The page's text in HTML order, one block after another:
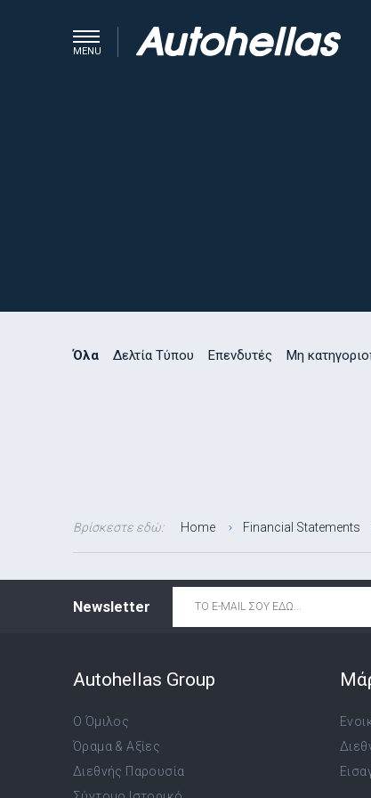
MENU
Όλα Δελτία Τύπου Επενδυτές Μη
Βρίσκεστε εδώ: Home Financial Statements
Newsletter
Autohellas Group
Ο Όμιλος
Όραμα & Αξίες
Διεθνής Παρουσία